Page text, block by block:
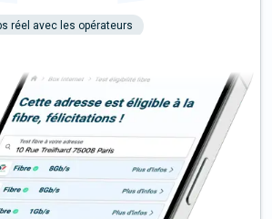
réel avec les opérateurs